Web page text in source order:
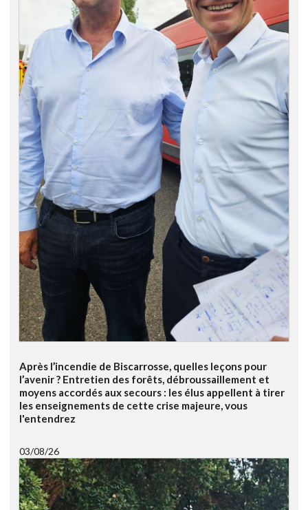
Après l’incendie de Biscarrosse, quelles leçons pour
l’avenir ? Entretien des forêts, débroussaillement et
moyens accordés aux secours : les élus appellent à tirer
les enseignements de cette crise majeure, vous
l'entendrez
03/08/26